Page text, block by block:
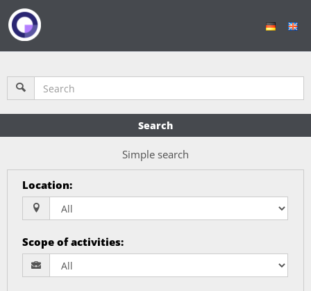
Search
Simple search
Location:
Scope of activities: